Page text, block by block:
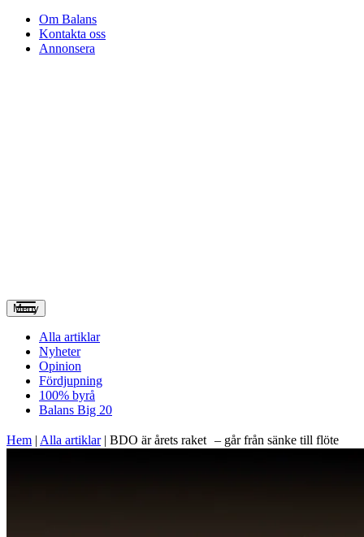
Om Balans
Kontakta oss
Annonsera
Meny
Alla artiklar
Nyheter
Opinion
Fördjupning
100% byrå
Balans Big 20
Hem | Alla artiklar| BDO är årets raket – går från sänke till flöte